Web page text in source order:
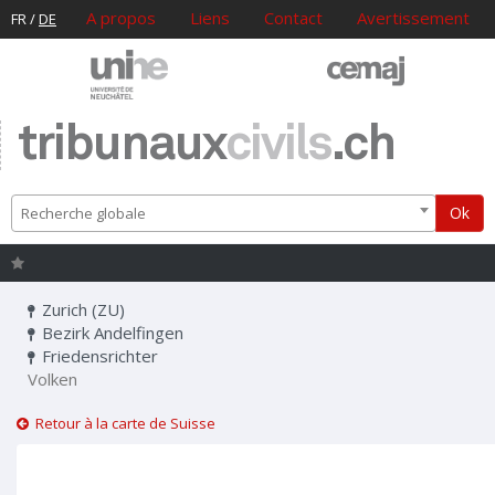
FR/DE A propos Liens Contact Avertissement
tribunauxcivils.ch
Recherche globale Ok
Zurich (ZU)
Bezirk Andelfingen
Friedensrichter
Volken
Retour à la carte de Suisse